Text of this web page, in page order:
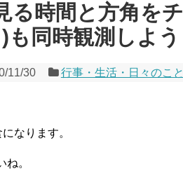
る時間と方角をチ
同時観測しよう
11/30 行事・生活・日々のこと
なります。
。